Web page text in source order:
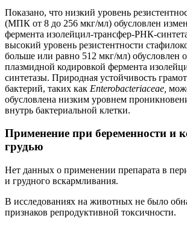
Показано, что низкий уровень
(МПК от 8 до 256 мкг/мл) обусловлен
фермента изолейцил-трансфер-РНК-
высокий уровень резистентности
больше или равно 512 мкг/мл) обусловлен
плазмидной кодировкой фермента
синтетазы. Природная устойчивость
бактерий, таких как Enterobacteriaceae
обусловлена низким уровнем
внутрь бактериальной клетки.
Применение при беременности и
грудью
Нет данных о применении препарата в
и грудного вскармливания.
В исследованиях на животных не было
признаков репродуктивной токсичности.